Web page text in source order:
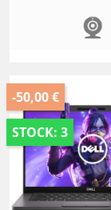
-50,00 €
STOCK: 3